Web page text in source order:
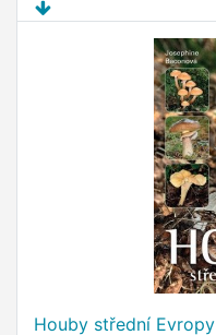
Houby střední Evropy